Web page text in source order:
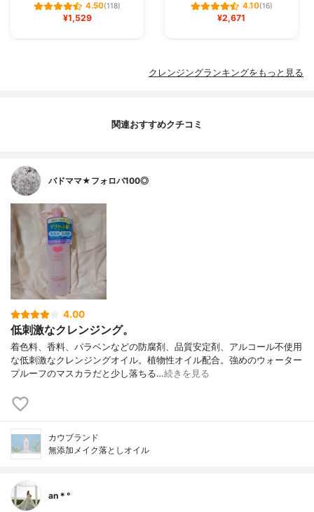
4.50(118)
¥1,529
4.10(16)
¥2,671
クレンジングランキングをもっと見る
関連おすすめクチコミ
バドママ★フォロバ100◎
4.00
低刺激なクレンジング。
着色料、香料、パラベンなどの防腐剤、品質安定剤、アルコール不使用
な低刺激なクレンジングオイル。植物性オイル配合。強めのウォーター
プルーフのマスカラだと少し落ちる…続きを見る
カウブランド
無添加メイク落としオイル
an＊°